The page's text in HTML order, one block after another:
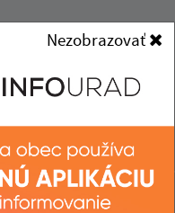
Nezobrazovať